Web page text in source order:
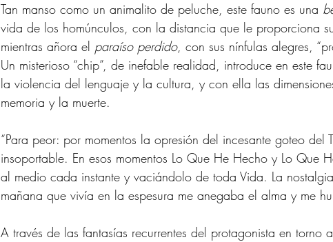
Tan manso como un animalito de peluche, este fauno es una
vida de los homúnculos, con la distancia que le proporciona
mientras añora el paraíso perdido, con sus nínfulas alegres,
Un misterioso “chip”, de inefable realidad, introduce en este
la violencia del lenguaje y la cultura, y con ella las
memoria y la muerte.
“Para peor: por momentos la opresión del incesante goteo del
insoportable. En esos momentos Lo Que He Hecho y Lo Que
al medio cada instante y vaciándolo de toda Vida. La
mañana que vivía en la espesura me anegaba el alma y me
A través de las fantasías recurrentes del protagonista en torno